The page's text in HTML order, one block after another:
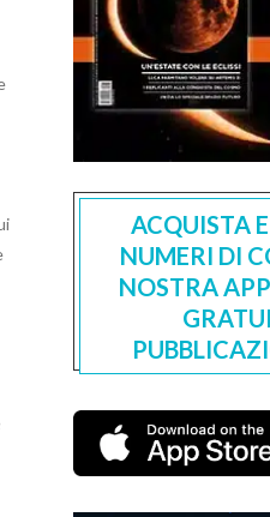
ACQUISTA
NUMERI DI
NOSTRA